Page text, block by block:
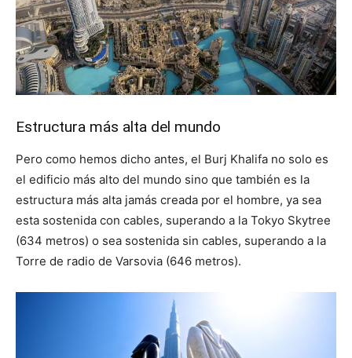
Estructura más alta del mundo
Pero como hemos dicho antes, el Burj Khalifa no solo es
el edificio más alto del mundo sino que también es la
estructura más alta jamás creada por el hombre, ya sea
esta sostenida con cables, superando a la Tokyo Skytree
(634 metros) o sea sostenida sin cables, superando a la
Torre de radio de Varsovia (646 metros).